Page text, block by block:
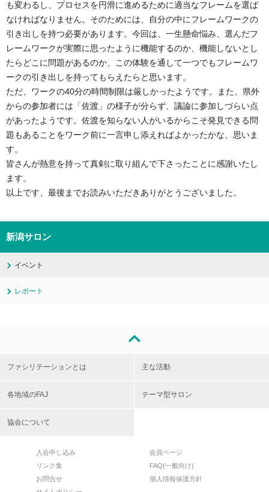
も変わるし、プロセスを円滑に進めるために適当なフレームを選ば
なければなりません。そのためには、自分の中にフレームワークの
引き出しを持つ必要があります。今回は、一生懸命悩み、選んだフ
レームワークが実際に思ったように機能するのか、機能しないとし
たらどこに問題があるのか、この体験を通して一つでもフレームワ
ークの引き出しを持ってもらえたらと思います。
ただ、ワークの40分の時間制限は厳しかったようです。また、県外
からの参加者には「佐渡」の様子が分らず、議論に参加しづらい点
があったようです。佐渡を知らない人がいるからこそ発見できる問
題もあることをワーク前に一言申し添えればよかったかな、思いま
す。
皆さんが熱意を持って真剣に取り組んで下さったことに感謝いたし
ます。
以上です、最後までお読みいただきありがとうございました。
新潟サロン
イベント
レポート
ファシリテーションとは 主な活動
各地域のFAJ テーマ型サロン
協会について
入会申し込み
会員ページ
リンク集
FAQ(一般向け)
お問合せ
個人情報保護方針